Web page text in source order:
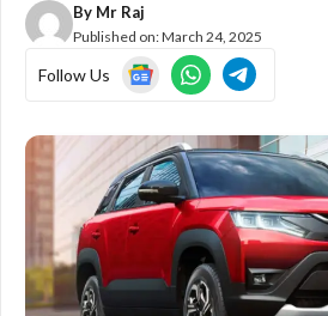
By Mr Raj
Published on:March 24, 2025
Follow Us